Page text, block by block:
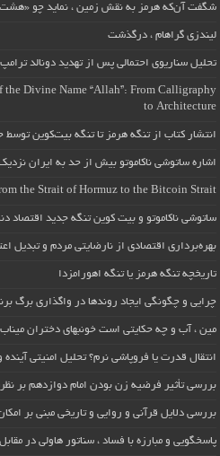
شگفت آن‌که هرمز به نقش زمین ، نماید چو
لیندزی گراهام ، درگذشت
تحلیل سناریوی احتمالی پس از تهدید دونالد
Divine Name “Allah”: From Calligraphy
to Architecture
انتشار کتاب از تنگه هرمز تا تنگه بیت‌کوین توسط
اشاره ساتوشی ناکاموتو بیش از حد به ایران
the Strait of Hormuz to the Bitcoin Strait
ساتوشی ناکاموتو و بیت کوین تنگه جدید اقتصاد
بهره‌برداری اقتصادی از نارضایتی مردم و تبدیل
تاریخچه تنگه هرمز یا تنگه اهورامزدا
چرایی و چگونگی ایجاد روندها در واگذاری برگ
مین ، آب و چه حکایتی است خونبهای دختران میناب
انتقال قدرت یا فروپاشی نرم؟ تحلیل امنیتی آینده
بررسی تأثیر فرضیه زن بودن امام دوازدهم بر
بررسی دلایل قرآنی و روایی و تاریخی مبنی بر
پاسخگویی و مبارزه با فساد ، سناتور هاولی در